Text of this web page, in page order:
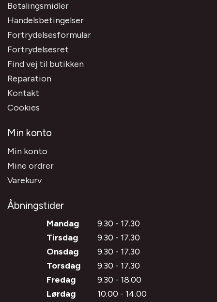
Betalingsmidler
Handelsbetingelser
Fortrydelsesformular
Fortrydelsesret
Find vej til butikken
Reparation
Kontakt
Cookies
Min konto
Min konto
Mine ordrer
Varekurv
Åbningstider
Mandag
9.30 - 17.30
Tirsdag
9.30 - 17.30
Onsdag
9.30 - 17.30
Torsdag
9.30 - 17.30
Fredag
9.30 - 18.00
Lørdag
10.00 - 14.00